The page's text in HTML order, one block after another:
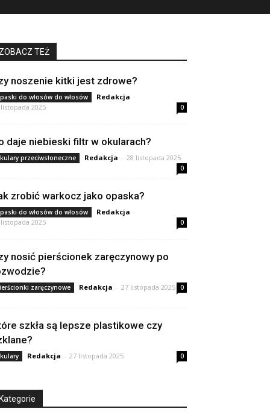
ZOBACZ TEŻ
noszenie kitki jest zdrowe?
do włosów do włosów Redakcja -
2025
0
daje niebieski filtr w okularach?
przeciwsłoneczne Redakcja - 28 listopada 2025
0
zrobić warkocz jako opaska?
do włosów do włosów Redakcja -
2025
0
nosić pierścionek zaręczynowy po
zaręczynowe Redakcja - 27 listopada 2025 0
szkła są lepsze plastikowe czy
Redakcja - 27 listopada 2025 0
Kategorie